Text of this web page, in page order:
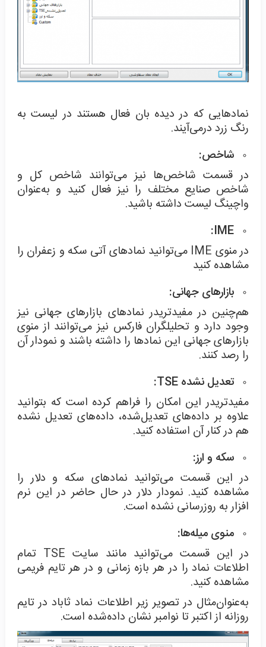
نمادهایی که در دیده بان فعال هستند در لیست به
رنگ زرد درمی‌آیند.
شاخص:
در قسمت شاخص‌ها نیز می‌توانند شاخص کل و
شاخص صنایع مختلف را نیز فعال کنید و به‌عنوان
واچینگ لیست داشته باشید.
IME
:
در منوی IME می‌توانید نمادهای آتی سکه و زعفران را
مشاهده کنید
بازارهای جهانی:
هم‌چنین در مفیدتریدر نمادهای بازارهای جهانی نیز
وجود دارد و تحلیلگران فارکس نیز می‌توانند از منوی
بازارهای جهانی این نمادها را داشته باشند و نمودار آن
را رصد کنند.
تعدیل نشده TSE
:
مفیدتریدر این امکان را فراهم کرده است که بتوانید
علاوه بر داده‌های تعدیل‌شده، داده‌های تعدیل نشده
هم در کنار آن استفاده کنید.
سکه و ارز:
در این قسمت می‌توانید نمادهای سکه و دلار را
مشاهده کنید. نمودار دلار در حال حاضر در این نرم
افزار به روزرسانی نشده است.
منوی میله‌ها:
در این قسمت می‌توانید مانند سایت TSE تمام
اطلاعات نماد را در هر بازه زمانی و در هر تایم فریمی
مشاهده کنید.
به‌عنوان‌مثال در تصویر زیر اطلاعات نماد ثاباد در تایم
روزانه از اکتبر تا نوامبر نشان داده‌شده است.